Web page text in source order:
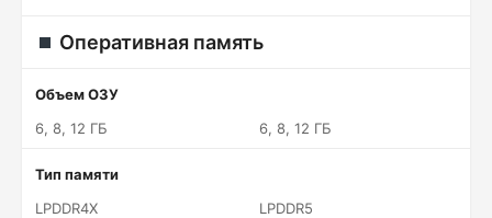
Оперативная память
Объем ОЗУ
6, 8, 12 ГБ
6, 8, 12 ГБ
Тип памяти
LPDDR4X
LPDDR5